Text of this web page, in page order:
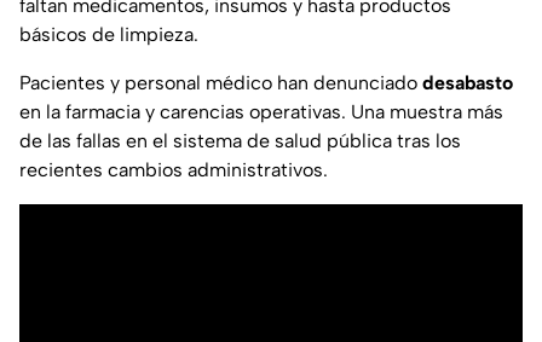
faltan medicamentos, insumos y hasta productos
básicos de limpieza.
Pacientes y personal médico han denunciado desabasto
en la farmacia y carencias operativas. Una muestra más
de las fallas en el sistema de salud pública tras los
recientes cambios administrativos.